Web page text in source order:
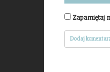
Zapamiętaj